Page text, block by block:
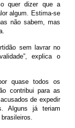
quer dizer que a
algum. Estima-se
não sabem, mas
sem lavrar no
explica o
quase todos os
contribui para as
de expedir
Alguns já teriam